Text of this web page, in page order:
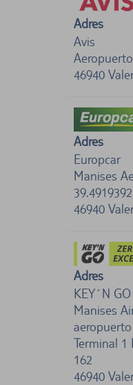
Adres
Avis
46940
Adres
Europcar
Manises
46940
Adres
KEY´N GO
Manises
Terminal 1
162
46940